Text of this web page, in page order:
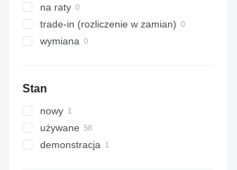
na raty
trade-in (rozliczenie w zamian)
wymiana
Stan
nowy
używane
demonstracja